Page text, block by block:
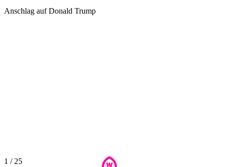
Anschlag auf Donald Trump
1 / 25